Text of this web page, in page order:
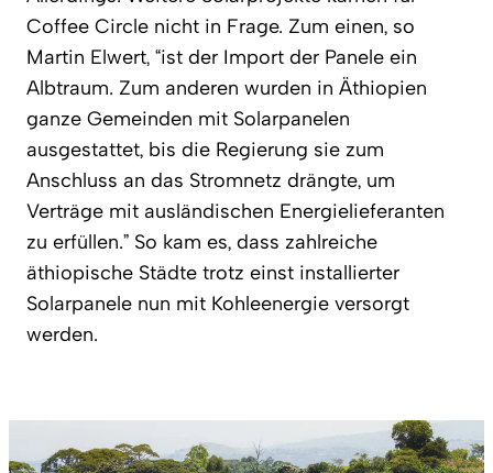
Coffee Circle nicht in Frage. Zum einen, so
Martin Elwert, “ist der Import der Panele ein
Albtraum. Zum anderen wurden in Äthiopien
ganze Gemeinden mit Solarpanelen
ausgestattet, bis die Regierung sie zum
Anschluss an das Stromnetz drängte, um
Verträge mit ausländischen Energielieferanten
zu erfüllen.” So kam es, dass zahlreiche
äthiopische Städte trotz einst installierter
Solarpanele nun mit Kohleenergie versorgt
werden.